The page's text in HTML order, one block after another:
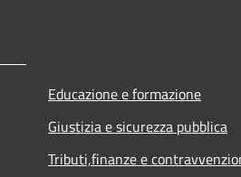
Educazione e formazione
Giustizia e sicurezza pubblica
Tributi,finanze e